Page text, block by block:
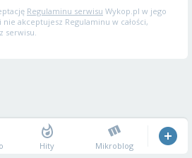
Regulaminu serwisu Wykop.pl w jego
akceptujesz Regulaminu w całości,
serwisu.
Hity Mikroblog